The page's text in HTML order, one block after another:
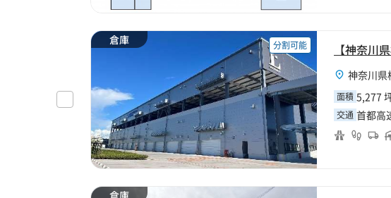
倉庫 分割可能 【神奈川
神奈川県
面積 5,277
交通 首都高
倉庫